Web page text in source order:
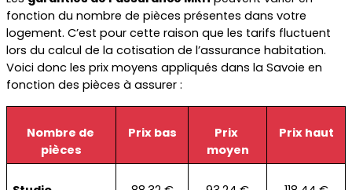
fonction du nombre de pièces présentes dans votre
logement. C’est pour cette raison que les tarifs fluctuent
lors du calcul de la cotisation de l’assurance habitation.
Voici donc les prix moyens appliqués dans la Savoie en
fonction des pièces à assurer :
Nombre de
pièces
Prix bas
Prix
moyen
Prix haut